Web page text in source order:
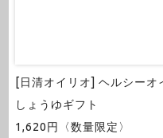
[日清オイリオ] ヘルシー
しょうゆギフト
1,620円〈数量限定〉